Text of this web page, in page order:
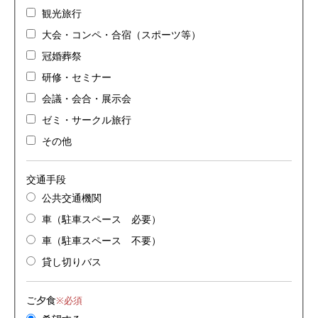
観光旅行
大会・コンペ・合宿（スポーツ等）
冠婚葬祭
研修・セミナー
会議・会合・展示会
ゼミ・サークル旅行
その他
交通手段
公共交通機関
車（駐車スペース 必要）
車（駐車スペース 不要）
貸し切りバス
ご夕食※必須